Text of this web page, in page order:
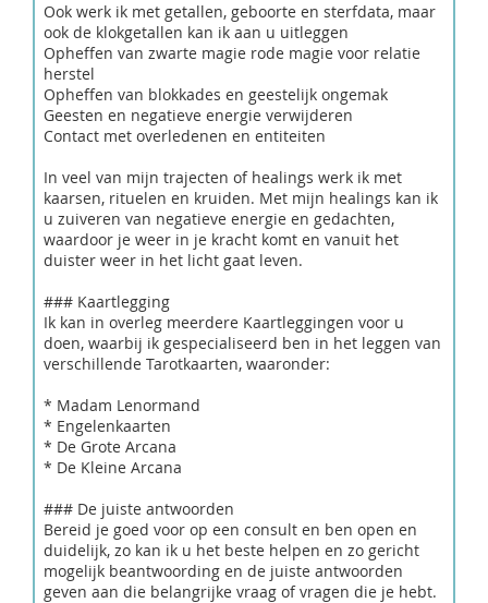
Ook werk ik met getallen, geboorte en sterfdata, maar
ook de klokgetallen kan ik aan u uitleggen
Opheffen van zwarte magie rode magie voor relatie
herstel
Opheffen van blokkades en geestelijk ongemak
Geesten en negatieve energie verwijderen
Contact met overledenen en entiteiten
In veel van mijn trajecten of healings werk ik met
kaarsen, rituelen en kruiden. Met mijn healings kan ik
u zuiveren van negatieve energie en gedachten,
waardoor je weer in je kracht komt en vanuit het
duister weer in het licht gaat leven.
### Kaartlegging
Ik kan in overleg meerdere Kaartleggingen voor u
doen, waarbij ik gespecialiseerd ben in het leggen van
verschillende Tarotkaarten, waaronder:
* Madam Lenormand
* Engelenkaarten
* De Grote Arcana
* De Kleine Arcana
### De juiste antwoorden
Bereid je goed voor op een consult en ben open en
duidelijk, zo kan ik u het beste helpen en zo gericht
mogelijk beantwoording en de juiste antwoorden
geven aan die belangrijke vraag of vragen die je hebt.